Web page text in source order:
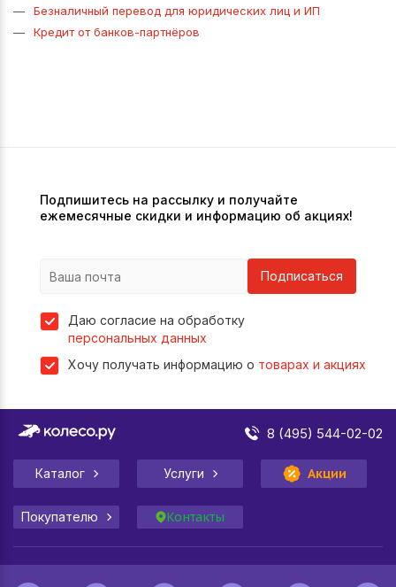
Безналичный перевод для юридических лиц и ИП
Кредит от банков-партнёров
Подпишитесь на рассылку и получайте
ежемесячные скидки и информацию об акциях!
Подписаться
Даю согласие на обработку
персональных данных
Хочу получать информацию о товарах и акциях
8 (495) 544-02-02
Каталог Услуги Акции
Покупателю Контакты